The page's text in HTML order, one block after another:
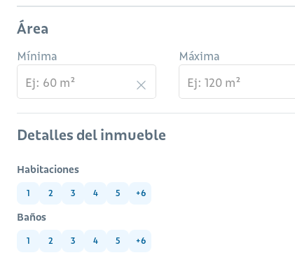
Área
Mínima Máxima
Detalles del inmueble
Habitaciones
1 2 3 4 5 +6
Baños
1 2 3 4 5 +6